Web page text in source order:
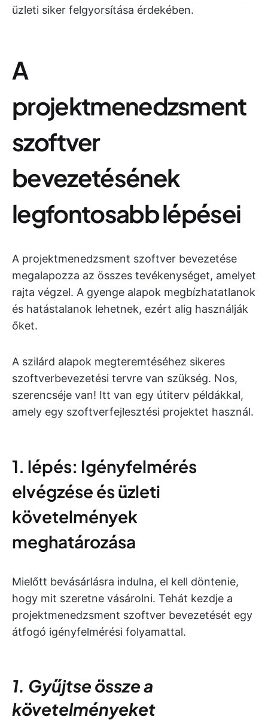
üzleti siker felgyorsítása érdekében.
A
projektmenedzsment
szoftver
bevezetésének
legfontosabb lépései
A projektmenedzsment szoftver bevezetése
megalapozza az összes tevékenységet, amelyet
rajta végzel. A gyenge alapok megbízhatatlanok
és hatástalanok lehetnek, ezért alig használják
őket.
A szilárd alapok megteremtéséhez sikeres
szoftverbevezetési tervre van szükség. Nos,
szerencséje van! Itt van egy útiterv példákkal,
amely egy szoftverfejlesztési projektet használ.
1. lépés: Igényfelmérés
elvégzése és üzleti
követelmények
meghatározása
Mielőtt bevásárlásra indulna, el kell döntenie,
hogy mit szeretne vásárolni. Tehát kezdje a
projektmenedzsment szoftver bevezetését egy
átfogó igényfelmérési folyamattal.
1. Gyűjtse össze a
követelményeket